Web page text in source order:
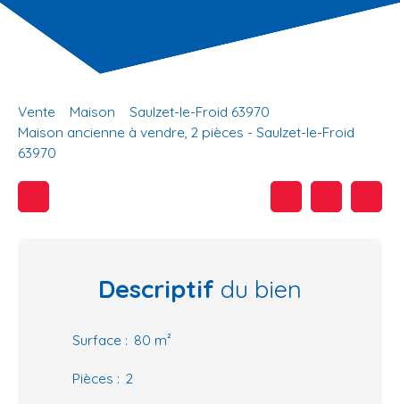
Vente Maison
Saulzet-le-Froid 63970
Maison ancienne à vendre, 2 pièces - Saulzet-le-Froid
63970
Descriptif du bien
Surface : 80 m²
Pièces : 2